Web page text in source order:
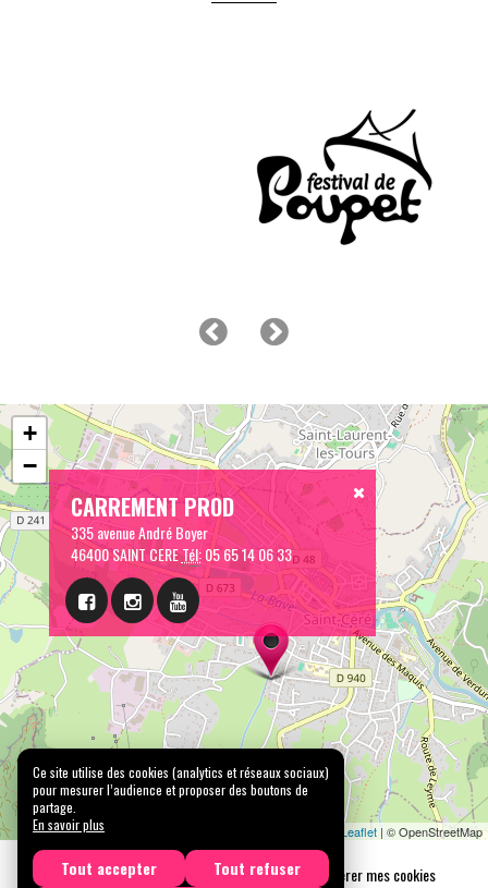
CARREMENT PROD
335 avenue André Boyer
46400 SAINT CERETél:05 65 14 06 33
+
−
Leaflet | © OpenStreetMap
Mentions légales Confidentialité
Gérer mes cookies
Ce site utilise des cookies (analytics et réseaux sociaux)
pour mesurer l’audience et proposer des boutons de
partage.
En savoir plus
Tout accepter Tout refuser